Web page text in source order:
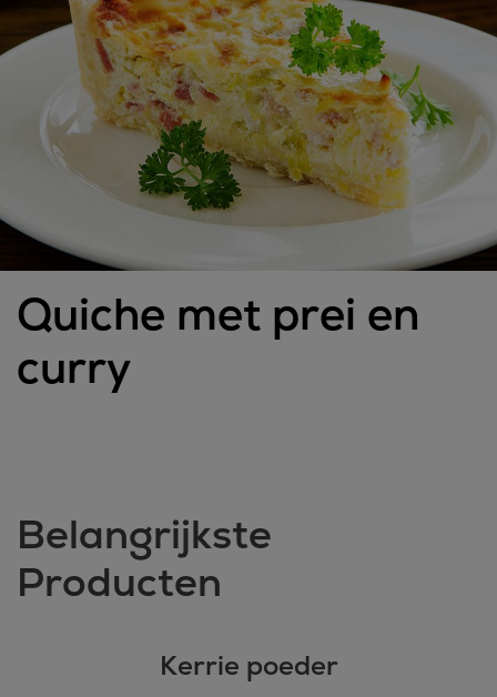
Quiche met prei en
curry
Belangrijkste
Producten
Kerrie poeder